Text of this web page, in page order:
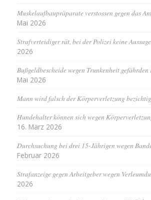
Muskelaufbaupräparate verstossen gegen das
Mai 2026
Strafverteidiger rät, bei der Polizei keine
2026
Bußgeldbescheide wegen Trunkenheit
Mai 2026
Mann wird falsch der Körperverletzung
Hundehalter können sich wegen
16. März 2026
Durchsuchung bei drei 15-Jährigen wegen
Februar 2026
Strafanzeige gegen Arbeitgeber wegen
2026